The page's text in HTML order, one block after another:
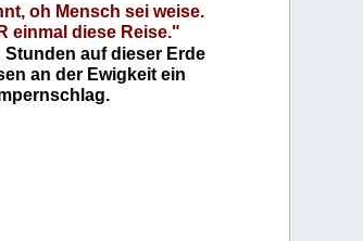
oh Mensch sei weise.
einmal diese Reise."
Stunden auf dieser Erde
an der Ewigkeit ein